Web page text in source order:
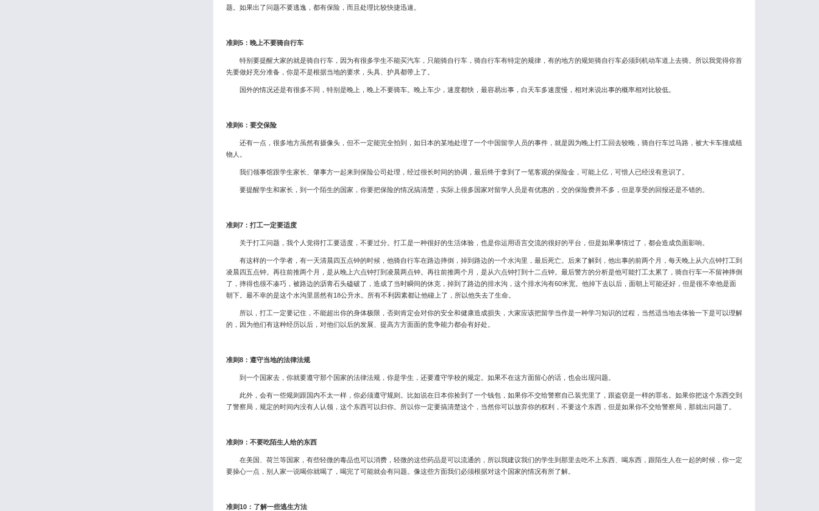
题。如果出了问题不要逃逸，都有保险，而且处理比较快捷迅速。
准则5：晚上不要骑自行车
特别要提醒大家的就是骑自行车，因为有很多学生不能买汽车，只能骑自行车，骑自行车有特定的规律，有的地方的规矩骑自行车必须到机动车道上去骑。所以我觉得你首
先要做好充分准备，你是不是根据当地的要求，头具、护具都带上了。
国外的情况还是有很多不同，特别是晚上，晚上不要骑车。晚上车少，速度都快，最容易出事，白天车多速度慢，相对来说出事的概率相对比较低。
准则6：要交保险
还有一点，很多地方虽然有摄像头，但不一定能完全拍到，如日本的某地处理了一个中国留学人员的事件，就是因为晚上打工回去较晚，骑自行车过马路，被大卡车撞成植
物人。
我们领事馆跟学生家长、肇事方一起来到保险公司处理，经过很长时间的协调，最后终于拿到了一笔客观的保险金，可能上亿，可惜人已经没有意识了。
要提醒学生和家长，到一个陌生的国家，你要把保险的情况搞清楚，实际上很多国家对留学人员是有优惠的，交的保险费并不多，但是享受的回报还是不错的。
准则7：打工一定要适度
关于打工问题，我个人觉得打工要适度，不要过分。打工是一种很好的生活体验，也是你运用语言交流的很好的平台，但是如果事情过了，都会造成负面影响。
有这样的一个学者，有一天清晨四五点钟的时候，他骑自行车在路边摔倒，掉到路边的一个水沟里，最后死亡。后来了解到，他出事的前两个月，每天晚上从六点钟打工到
凌晨四五点钟。再往前推两个月，是从晚上六点钟打到凌晨两点钟。再往前推两个月，是从六点钟打到十二点钟。最后警方的分析是他可能打工太累了，骑自行车一不留神摔倒
了，摔得也很不凑巧，被路边的沥青石头磕破了，造成了当时瞬间的休克，掉到了路边的排水沟，这个排水沟有60米宽。他掉下去以后，面朝上可能还好，但是很不幸他是面
朝下。最不幸的是这个水沟里居然有18公升水。所有不利因素都让他碰上了，所以他失去了生命。
所以，打工一定要记住，不能超出你的身体极限，否则肯定会对你的安全和健康造成损失，大家应该把留学当作是一种学习知识的过程，当然适当地去体验一下是可以理解
的，因为他们有这种经历以后，对他们以后的发展、提高方方面面的竞争能力都会有好处。
准则8：遵守当地的法律法规
到一个国家去，你就要遵守那个国家的法律法规，你是学生，还要遵守学校的规定。如果不在这方面留心的话，也会出现问题。
此外，会有一些规则跟国内不太一样，你必须遵守规则。比如说在日本你捡到了一个钱包，如果你不交给警察自己装兜里了，跟盗窃是一样的罪名。如果你把这个东西交到
了警察局，规定的时间内没有人认领，这个东西可以归你。所以你一定要搞清楚这个，当然你可以放弃你的权利，不要这个东西，但是如果你不交给警察局，那就出问题了。
准则9：不要吃陌生人给的东西
在美国、荷兰等国家，有些轻微的毒品也可以消费，轻微的这些药品是可以流通的，所以我建议我们的学生到那里去吃不上东西、喝东西，跟陌生人在一起的时候，你一定
要操心一点，别人家一说喝你就喝了，喝完了可能就会有问题。像这些方面我们必须根据对这个国家的情况有所了解。
准则10：了解一些逃生方法